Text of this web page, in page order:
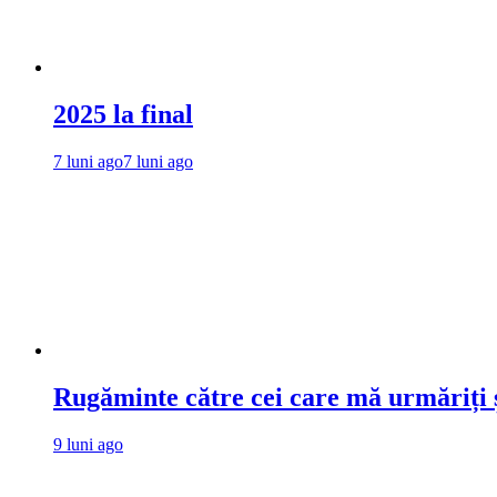
2025 la final
7 luni ago7 luni ago
Rugăminte către cei care mă urmăriți
9 luni ago